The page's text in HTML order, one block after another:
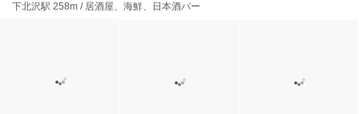
下北沢駅 258m / 居酒屋、海鮮、日本酒バー